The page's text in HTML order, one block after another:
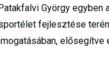
György egyben
fejlesztése
elősegítve